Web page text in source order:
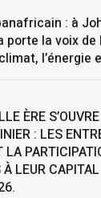
: à
porte la voix de
l’énergie
ÈRE
: LES
LA
À LEUR